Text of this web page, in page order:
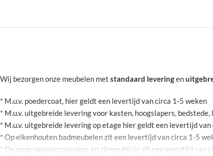
Wij bezorgen onze meubelen met standaard leveringen
* M.u.v. poedercoat, hier geldt een levertijd van circa 1-5 weken
* M.u.v. uitgebreide levering voor kasten, hoogslapers,
* M.u.v. uitgebreide levering op etage hier geldt een levertijd
* Op eikenhouten badmeubelen zit een levertijd van circa 1-5
* Op onze woonaccessoires en zitmeubilair zit een levertijd van